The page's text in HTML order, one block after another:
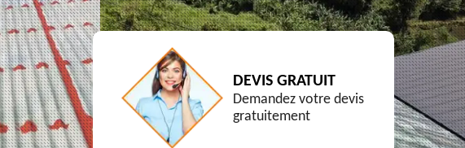
DEVIS GRATUIT
Demandez votre devis
gratuitement